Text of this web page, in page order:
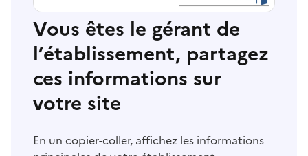
Vous êtes le gérant de
l’établissement, partagez
ces informations sur
votre site
En un copier-coller, affichez les informations